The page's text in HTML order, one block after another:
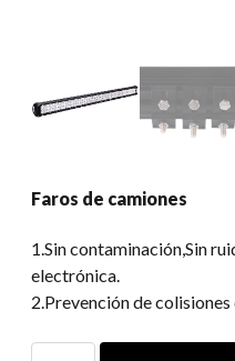
Faros de camiones
1.Sin contaminación,Sin
electrónica.
2.Prevención de